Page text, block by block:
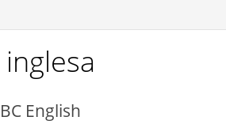
English